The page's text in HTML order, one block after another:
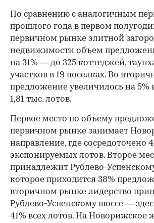
По сравнению с аналогичным
прошлого года в первом
первичном рынке элитной
недвижимости объем
на 31% — до 325 коттеджей,
участков в 19 поселках. Во
предложение увеличилось на 5%
1,81 тыс. лотов.
Первое место по объему
первичном рынке занимает
направление, где сосредоточено
экспонируемых лотов. Второе
принадлежит Рублево-
которое приходится 38%
вторичном рынке лидерство
Рублево-Успенскому шоссе —
41% всех лотов. На Новорижское